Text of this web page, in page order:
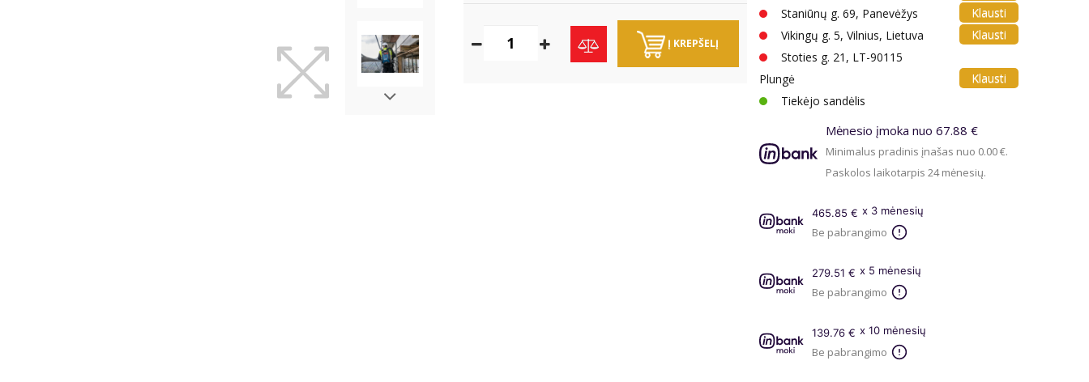
Į KREPŠELĮ
Staniūnų g. 69, Panevėžys
Klausti
Vikingų g. 5, Vilnius, Lietuva
Klausti
Stoties g. 21, LT-90115
Plungė
Klausti
Tiekėjo sandėlis
Mėnesio įmoka nuo 67.88 €
Minimalus pradinis įnašas nuo 0.00 €.
Paskolos laikotarpis 24 mėnesių.
465.85 € x 3 mėnesių
Be pabrangimo
279.51 € x 5 mėnesių
Be pabrangimo
139.76 € x 10 mėnesių
Be pabrangimo